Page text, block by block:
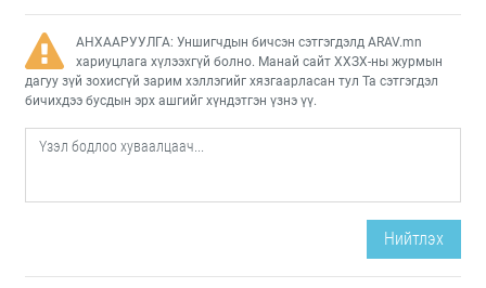
АНХААРУУЛГА: Уншигчдын бичсэн сэтгэгдэлд ARAV.mn
хариуцлага хүлээхгүй болно. Манай сайт ХХЗХ-ны журмын
дагуу зүй зохисгүй зарим хэллэгийг хязгаарласан тул Та сэтгэгдэл
бичихдээ бусдын эрх ашгийг хүндэтгэн үзнэ үү.
Нийтлэх